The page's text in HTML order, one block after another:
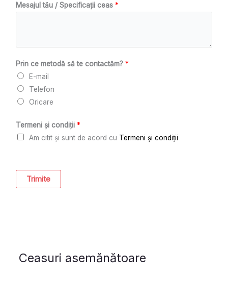
Mesajul tău / Specificații ceas*
Prin ce metodă să te contactăm?*
E-mail
Telefon
Oricare
Termeni și condiții*
Am citit și sunt de acord cu Termeni și condiții
Trimite
Ceasuri asemănătoare